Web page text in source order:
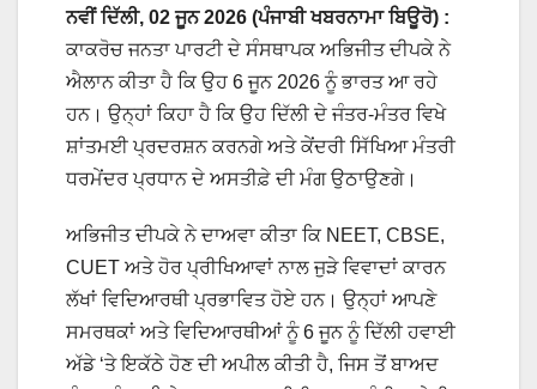
ਨਵੀਂ ਦਿੱਲੀ, 02 ਜੂਨ 2026 (ਪੰਜਾਬੀ ਖਬਰਨਾਮਾ ਬਿਊਰੋ) :
ਕਾਕਰੋਚ ਜਨਤਾ ਪਾਰਟੀ ਦੇ ਸੰਸਥਾਪਕ ਅਭਿਜੀਤ ਦੀਪਕੇ ਨੇ
ਐਲਾਨ ਕੀਤਾ ਹੈ ਕਿ ਉਹ 6 ਜੂਨ 2026 ਨੂੰ ਭਾਰਤ ਆ ਰਹੇ
ਹਨ। ਉਨ੍ਹਾਂ ਕਿਹਾ ਹੈ ਕਿ ਉਹ ਦਿੱਲੀ ਦੇ ਜੰਤਰ-ਮੰਤਰ ਵਿਖੇ
ਸ਼ਾਂਤਮਈ ਪ੍ਰਦਰਸ਼ਨ ਕਰਨਗੇ ਅਤੇ ਕੇਂਦਰੀ ਸਿੱਖਿਆ ਮੰਤਰੀ
ਧਰਮੇਂਦਰ ਪ੍ਰਧਾਨ ਦੇ ਅਸਤੀਫ਼ੇ ਦੀ ਮੰਗ ਉਠਾਉਣਗੇ।
ਅਭਿਜੀਤ ਦੀਪਕੇ ਨੇ ਦਾਅਵਾ ਕੀਤਾ ਕਿ NEET, CBSE,
CUET ਅਤੇ ਹੋਰ ਪ੍ਰੀਖਿਆਵਾਂ ਨਾਲ ਜੁੜੇ ਵਿਵਾਦਾਂ ਕਾਰਨ
ਲੱਖਾਂ ਵਿਦਿਆਰਥੀ ਪ੍ਰਭਾਵਿਤ ਹੋਏ ਹਨ। ਉਨ੍ਹਾਂ ਆਪਣੇ
ਸਮਰਥਕਾਂ ਅਤੇ ਵਿਦਿਆਰਥੀਆਂ ਨੂੰ 6 ਜੂਨ ਨੂੰ ਦਿੱਲੀ ਹਵਾਈ
ਅੱਡੇ ‘ਤੇ ਇਕੱਠੇ ਹੋਣ ਦੀ ਅਪੀਲ ਕੀਤੀ ਹੈ, ਜਿਸ ਤੋਂ ਬਾਅਦ